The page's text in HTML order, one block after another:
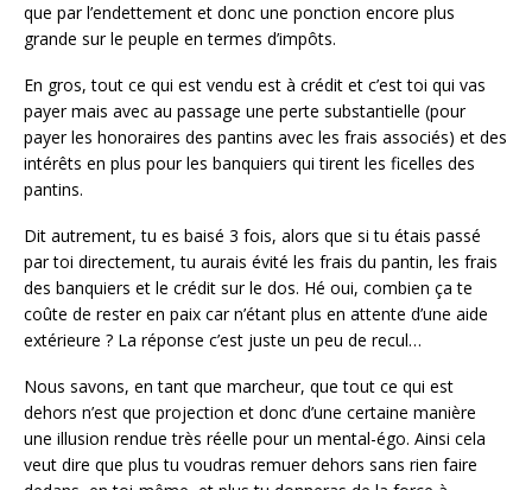
que par l’endettement et donc une ponction encore plus
grande sur le peuple en termes d’impôts.
En gros, tout ce qui est vendu est à crédit et c’est toi qui vas
payer mais avec au passage une perte substantielle (pour
payer les honoraires des pantins avec les frais associés) et des
intérêts en plus pour les banquiers qui tirent les ficelles des
pantins.
Dit autrement, tu es baisé 3 fois, alors que si tu étais passé
par toi directement, tu aurais évité les frais du pantin, les frais
des banquiers et le crédit sur le dos. Hé oui, combien ça te
coûte de rester en paix car n’étant plus en attente d’une aide
extérieure ? La réponse c’est juste un peu de recul…
Nous savons, en tant que marcheur, que tout ce qui est
dehors n’est que projection et donc d’une certaine manière
une illusion rendue très réelle pour un mental-égo. Ainsi cela
veut dire que plus tu voudras remuer dehors sans rien faire